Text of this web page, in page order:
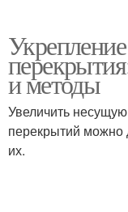
и методы
Увеличить
перекрытий можно
их.